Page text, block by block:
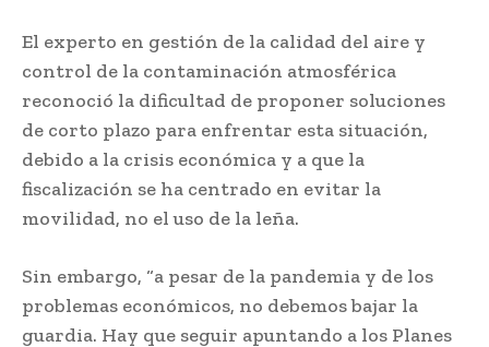
El experto en gestión de la calidad del aire y
control de la contaminación atmosférica
reconoció la dificultad de proponer soluciones
de corto plazo para enfrentar esta situación,
debido a la crisis económica y a que la
fiscalización se ha centrado en evitar la
movilidad, no el uso de la leña.
Sin embargo, “a pesar de la pandemia y de los
problemas económicos, no debemos bajar la
guardia. Hay que seguir apuntando a los Planes